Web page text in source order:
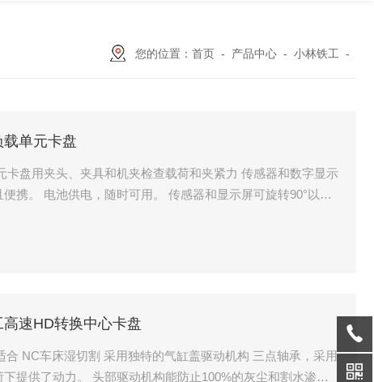
您的位置： 首页 - 产品中心 - 小林铁工 -
单元卡盘
卡盘用夹头、夹具和机夹检查载荷和夹紧力 传感器和数字显示
携。 电池供电，随时可用。 传感器和显示屏可旋转90°以调
速HD转换中心卡盘
NC车床湿切割 采用独特的气缸盖驱动机构 三点轴承，采用
提供了动力。 头部驱动机构能防止100%的灰尘和割水渗